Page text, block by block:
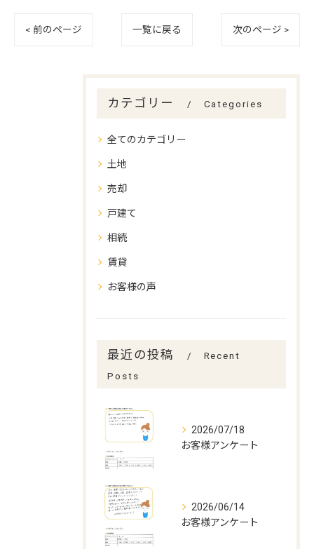
< 前のページ 一覧に戻る 次のページ >
カテゴリー Categories
全てのカテゴリー
土地
売却
戸建て
相続
賃貸
お客様の声
最近の投稿
Recent
Posts
2026/07/18
お客様アンケート
2026/06/14
お客様アンケート